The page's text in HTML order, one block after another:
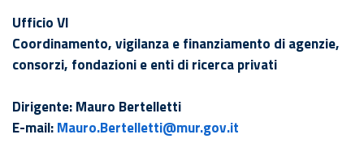
Ufficio VI
Coordinamento, vigilanza e finanziamento di agenzie,
consorzi, fondazioni e enti di ricerca privati
Dirigente: Mauro Bertelletti
E-mail:Mauro.Bertelletti@mur.gov.it